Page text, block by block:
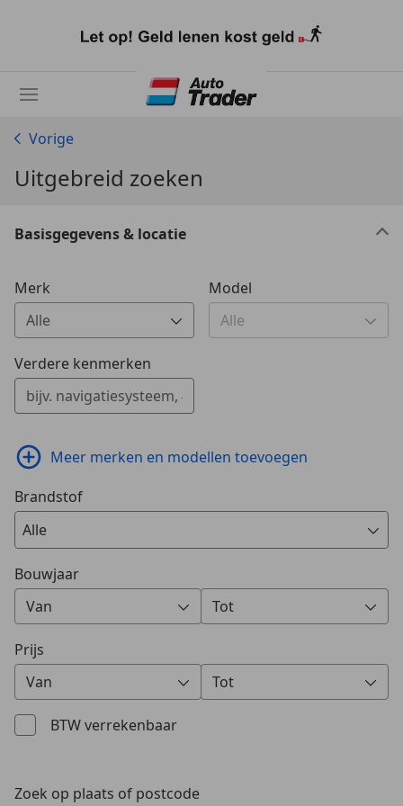
naar
Vorige
Uitgebreid zoeken
Basisgegevens & locatie
Merk Model
Verdere kenmerken
Meer merken en modellen toevoegen
Brandstof
Alle
Bouwjaar
Minimale eerste registratiedatum
Van
Maximale eerste
Tot
Prijs
Prijs vanaf
Van
0 Vorschläge gefunden. Verwenden Sie die Auf- und Ab-
Prijs tot (€)
Tot
BTW verrekenbaar
Zoek op plaats of postcode